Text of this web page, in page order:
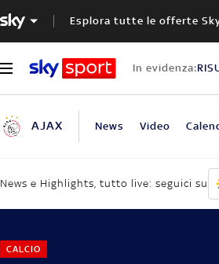
Esplora tutte le offerte
In evidenza:
AJAX News Video
News e Highlights, tutto live: seguici su
CALCIO